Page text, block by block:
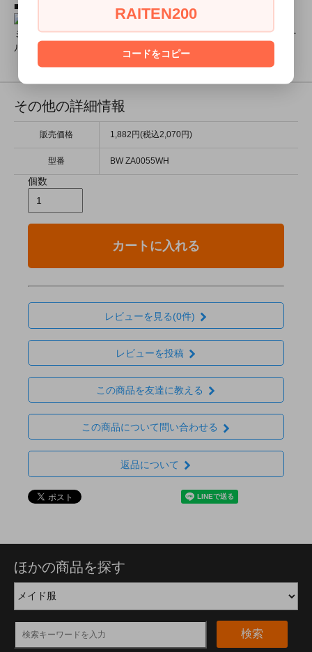
■ミアコスモデル＆カフェオリジナルグッズショップ■
ミアコスチュームモデル撮影元サイズ画像やミアカフェオリジナ
ルグッズ販売中！
その他の詳細情報
販売価格 1,882円(税込2,070円)
型番 BW ZA0055WH
個数
カートに入れる
レビューを見る(0件)
レビューを投稿
この商品を友達に教える
この商品について問い合わせる
返品について
ほかの商品を探す
検索
RAITEN200
コードをコピー